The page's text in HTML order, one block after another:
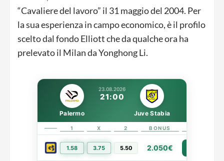
“Cavaliere del lavoro” il 31 maggio del 2004. Per
la sua esperienza in campo economico, è il profilo
scelto dal fondo Elliott che da qualche ora ha
prelevato il Milan da Yonghong Li.
23.08.2026
21:00
Palermo Juve Stabia
1 X 2 BONUS
1.58 3.75 5.50 2.050€